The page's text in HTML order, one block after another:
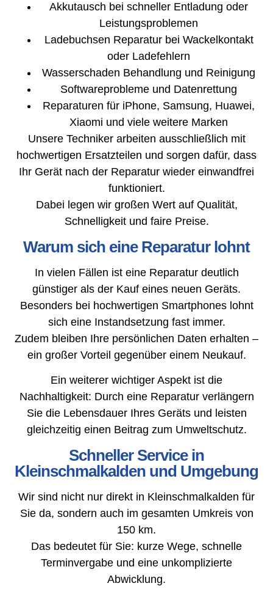
Akkutausch bei schneller Entladung oder
Leistungsproblemen
Ladebuchsen Reparatur bei Wackelkontakt
oder Ladefehlern
Wasserschaden Behandlung und Reinigung
Softwareprobleme und Datenrettung
Reparaturen für iPhone, Samsung, Huawei,
Xiaomi und viele weitere Marken
Unsere Techniker arbeiten ausschließlich mit
hochwertigen Ersatzteilen und sorgen dafür, dass
Ihr Gerät nach der Reparatur wieder einwandfrei
funktioniert.
Dabei legen wir großen Wert auf Qualität,
Schnelligkeit und faire Preise.
Warum sich eine Reparatur lohnt
In vielen Fällen ist eine Reparatur deutlich
günstiger als der Kauf eines neuen Geräts.
Besonders bei hochwertigen Smartphones lohnt
sich eine Instandsetzung fast immer.
Zudem bleiben Ihre persönlichen Daten erhalten –
ein großer Vorteil gegenüber einem Neukauf.
Ein weiterer wichtiger Aspekt ist die
Nachhaltigkeit: Durch eine Reparatur verlängern
Sie die Lebensdauer Ihres Geräts und leisten
gleichzeitig einen Beitrag zum Umweltschutz.
Schneller Service in
Kleinschmalkalden und Umgebung
Wir sind nicht nur direkt in Kleinschmalkalden für
Sie da, sondern auch im gesamten Umkreis von
150 km.
Das bedeutet für Sie: kurze Wege, schnelle
Terminvergabe und eine unkomplizierte
Abwicklung.